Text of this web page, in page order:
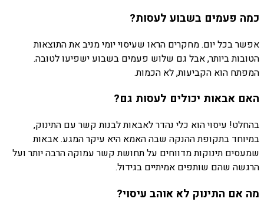
כמה פעמים בשבוע לעסות?
אפשר בכל יום. מחקרים הראו שעיסוי יומי מניב את התוצאות
הטובות ביותר, אבל גם שלוש פעמים בשבוע ישפיעו לטובה.
המפתח הוא הקביעות, לא הכמות.
האם אבאות יכולים לעסות גם?
בהחלט! עיסוי הוא כלי נהדר לאבאות לבנות קשר עם התינוק,
במיוחד בתקופת ההנקה שבה האמא היא עיקר המגע. אבאות
שמעסים תינוקות מדווחים על תחושת קשר עמוקה הרבה יותר ועל
הרגשה שהם שותפים אמיתיים בגידול.
מה אם התינוק לא אוהב עיסוי?